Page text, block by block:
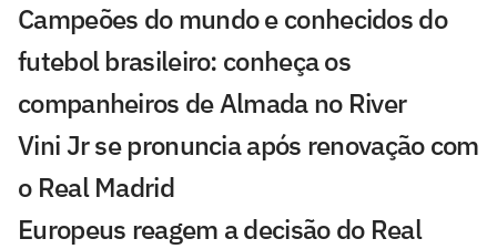
Campeões do mundo e conhecidos do
futebol brasileiro: conheça os
companheiros de Almada no River
Vini Jr se pronuncia após renovação com
o Real Madrid
Europeus reagem a decisão do Real